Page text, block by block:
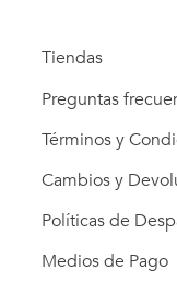
Tiendas
Preguntas
Términos y
Cambios y
Políticas de
Medios de Pago